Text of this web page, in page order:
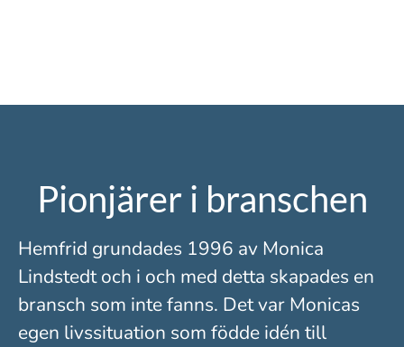
Pionjärer i branschen
Hemfrid grundades 1996 av Monica
Lindstedt och i och med detta skapades en
bransch som inte fanns. Det var Monicas
egen livssituation som födde idén till